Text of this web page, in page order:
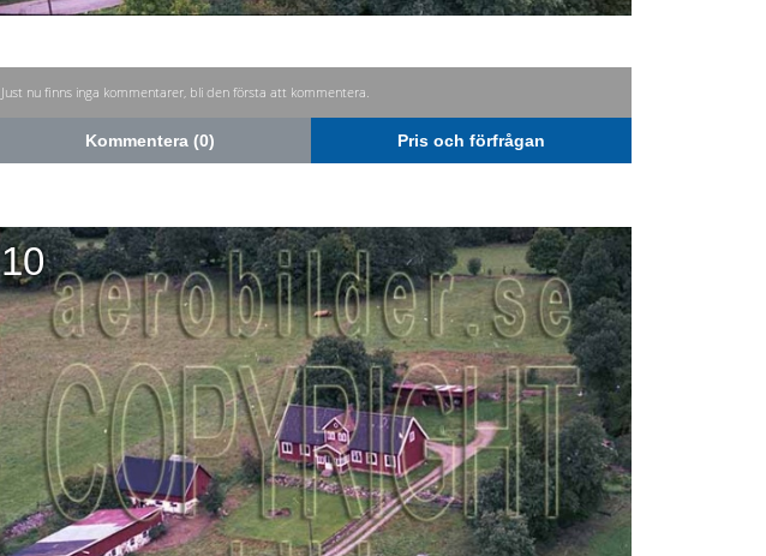
Just nu finns inga kommentarer, bli den första att kommentera.
Kommentera (0) Pris och förfrågan
10